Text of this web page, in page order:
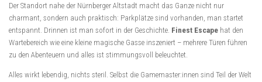
Der Standort nahe der Nürnberger Altstadt macht das Ganze nicht nur
charmant, sondern auch praktisch: Parkplätze sind vorhanden, man startet
entspannt. Drinnen ist man sofort in der Geschichte. Finest Escape hat den
Wartebereich wie eine kleine magische Gasse inszeniert – mehrere Türen führen
zu den Abenteuern und alles ist stimmungsvoll beleuchtet.
Alles wirkt lebendig, nichts steril. Selbst die Gamemaster:innen sind Teil der Welt